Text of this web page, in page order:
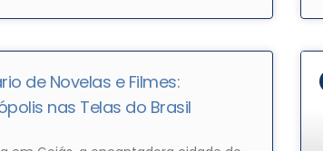
de Novelas e Filmes:
nas Telas do Brasil